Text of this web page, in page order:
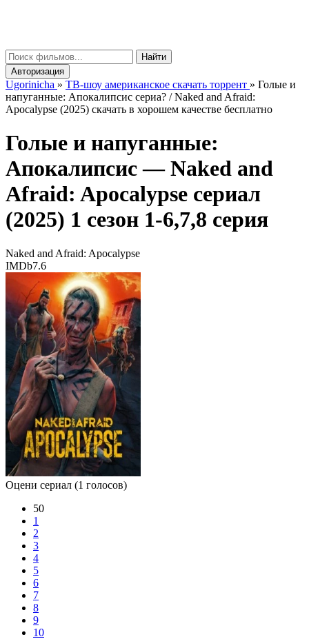
Найти
Авторизация
Ugorinicha » ТВ-шоу американское скачать торрент » Голые и
напуганные: Апокалипсис сериа? / Naked and Afraid:
Apocalypse (2025) скачать в хорошем качестве бесплатно
Голые и напуганные:
Апокалипсис —Naked and
Afraid: Apocalypse сериал
(2025) 1 сезон 1-6,7,8 серия
Naked and Afraid: Apocalypse
IMDb7.6
Оцени сериал (1 голосов)
50
1
2
3
4
5
6
7
8
9
10